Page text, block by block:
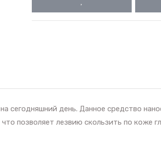
сегодняшний день. Данное средство
позволяет лезвию скользить по коже